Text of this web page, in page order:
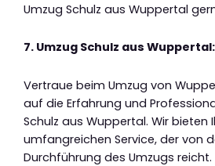
Umzug Schulz aus Wuppertal
7. Umzug Schulz aus Wuppertal:
Vertraue beim Umzug von
auf die Erfahrung und
Schulz aus Wuppertal. Wir bieten
umfangreichen Service, der von
Durchführung des Umzugs